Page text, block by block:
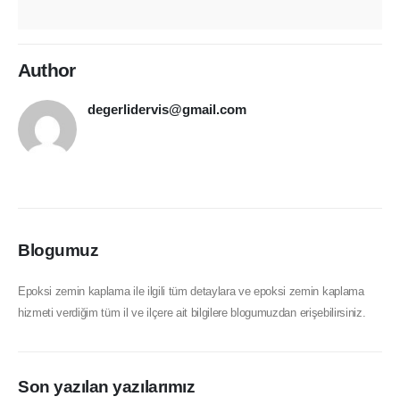
Author
degerlidervis@gmail.com
Blogumuz
Epoksi zemin kaplama ile ilgili tüm detaylara ve epoksi zemin kaplama
hizmeti verdiğim tüm il ve ilçere ait bilgilere blogumuzdan erişebilirsiniz.
Son yazılan yazılarımız